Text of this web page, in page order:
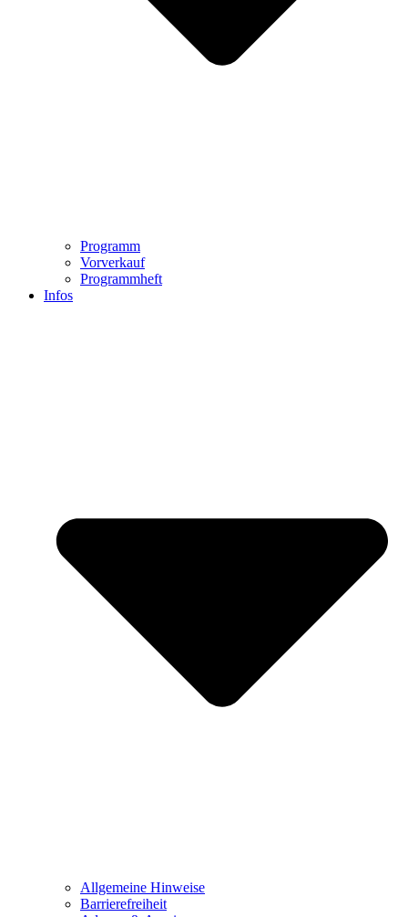
Programm
Vorverkauf
Programmheft
Infos
Allgemeine Hinweise
Barrierefreiheit